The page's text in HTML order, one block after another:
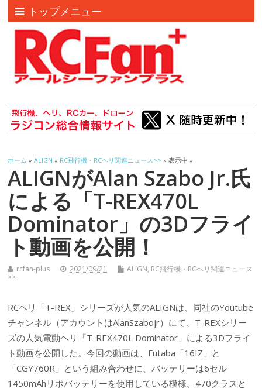
トップメニュー
ホーム »ALIGN » RC飛行機・RCヘリ関連ニュース>> » 表示中 »
ALIGNがAlan Szabo Jr.氏
による「T-REX470L
Dominator」の3Dフライ
ト動画を公開！
rcfan-plus 2021/09/21 ALIGN, RC飛行機・RCヘリ関連ニュース
>>
RCヘリ「T-REX」シリーズが人気のALIGNは、同社のYoutube
チャンネル（アカウントはAlanSzabojr）にて、T-REXシリー
ズの人気電動ヘリ「T-REX470L Dominator」による3Dフライ
ト動画を公開した。今回の動画は、Futaba「16IZ」と
「CGY760R」という組み合わせに、バッテリーは6セル
1450mAhリポバッテリーを使用している模様。470クラスと